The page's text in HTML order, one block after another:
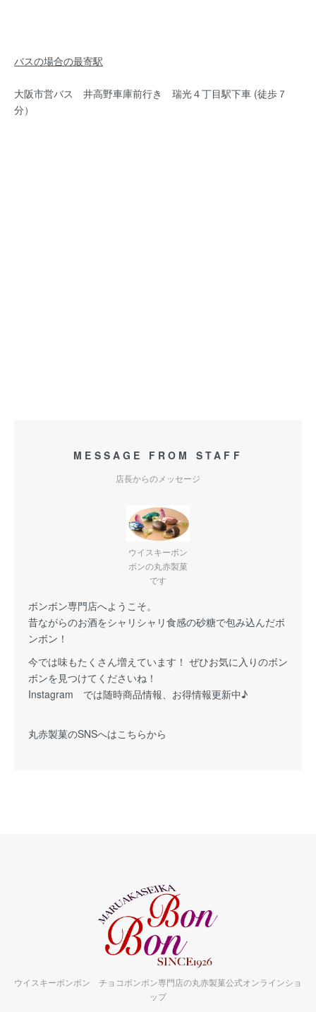
バスの場合の最寄駅
大阪市営バス 井高野車庫前行き 瑞光４丁目駅下車 (徒歩７
分）
MESSAGE FROM STAFF
店長からのメッセージ
ウイスキーボン
ボンの丸赤製菓
です
ボンボン専門店へようこそ。
昔ながらのお酒をシャリシャリ食感の砂糖で包み込んだボ
ンボン！
今では味もたくさん増えています！ ぜひお気に入りのボン
ボンを見つけてくださいね！
Instagram では随時商品情報、お得情報更新中♪
丸赤製菓のSNSへはこちらから
ウイスキーボンボン チョコボンボン専門店の丸赤製菓公式オンラインショ
ップ